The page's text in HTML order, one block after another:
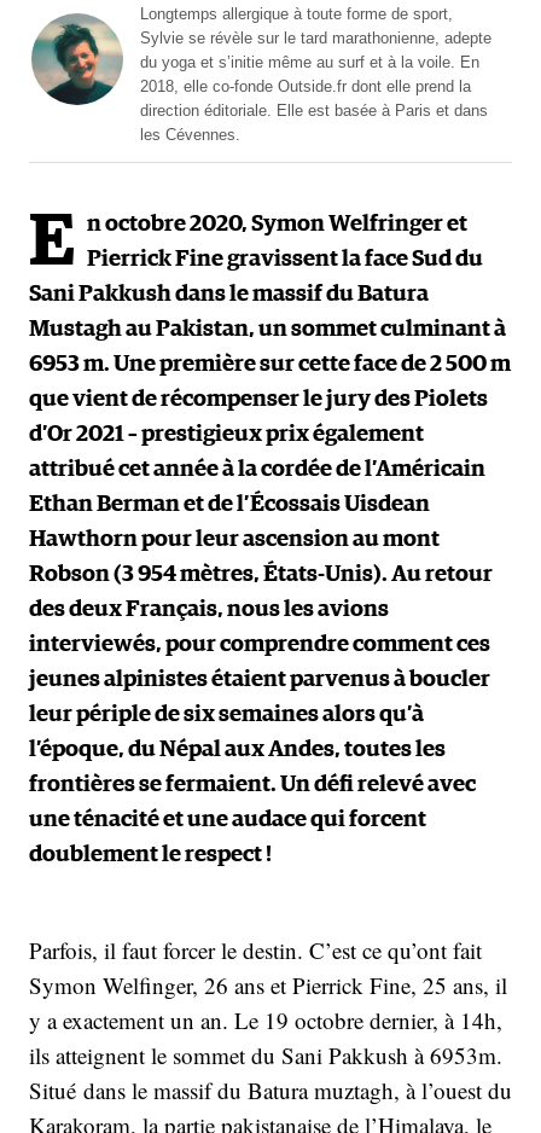
Longtemps allergique à toute forme de sport,
Sylvie se révèle sur le tard marathonienne, adepte
du yoga et s’initie même au surf et à la voile. En
2018, elle co-fonde Outside.fr dont elle prend la
direction éditoriale. Elle est basée à Paris et dans
les Cévennes.
E n octobre 2020, Symon Welfringer et
Pierrick Fine gravissent la face Sud du
Sani Pakkush dans le massif du Batura
Mustagh au Pakistan, un sommet culminant à
6953 m. Une première sur cette face de 2 500 m
que vient de récompenser le jury des Piolets
d’Or 2021 – prestigieux prix également
attribué cet année à la cordée de l’Américain
Ethan Berman et de l’Écossais Uisdean
Hawthorn pour leur ascension au mont
Robson (3 954 mètres, États-Unis). Au retour
des deux Français, nous les avions
interviewés, pour comprendre comment ces
jeunes alpinistes étaient parvenus à boucler
leur périple de six semaines alors qu’à
l’époque, du Népal aux Andes, toutes les
frontières se fermaient. Un défi relevé avec
une ténacité et une audace qui forcent
doublement le respect !
Parfois, il faut forcer le destin. C’est ce qu’ont fait
Symon Welfinger, 26 ans et Pierrick Fine, 25 ans, il
y a exactement un an. Le 19 octobre dernier, à 14h,
ils atteignent le sommet du Sani Pakkush à 6953m.
Situé dans le massif du Batura muztagh, à l’ouest du
Karakoram, la partie pakistanaise de l’Himalaya, le